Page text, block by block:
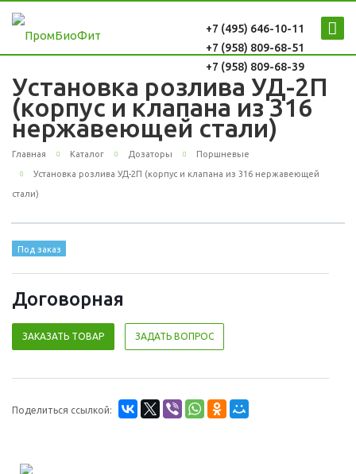
+7 (495) 646-10-11
+7 (958) 809-68-51
+7 (958) 809-68-39
Установка розлива УД-2П
(корпус и клапана из 316
нержавеющей стали)
Главная Каталог Дозаторы Поршневые
Установка розлива УД-2П (корпус и клапана из 316 нержавеющей
стали)
Под заказ
Договорная
ЗАКАЗАТЬ ТОВАР ЗАДАТЬ ВОПРОС
Поделиться ссылкой: